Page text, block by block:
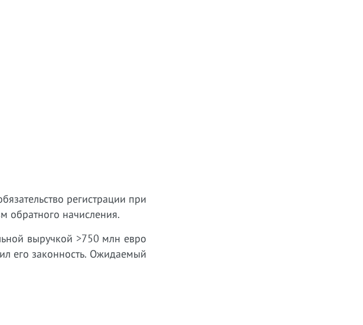
регистрации при
обратного начисления.
выручкой >750 млн евро
его законность. Ожидаемый